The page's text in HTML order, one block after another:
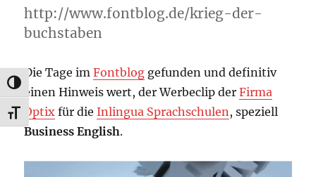
UMSCHALTEN AUF HOHE KONTRASTE
SCHRIFT VERGRÖSSERN
http://www.fontblog.de/krieg-der-
buchstaben
Die Tage imFontblog gefunden und definitiv
einen Hinweis wert, der Werbeclip derFirma
Optix für dieInlingua Sprachschulen, speziell
Business English.